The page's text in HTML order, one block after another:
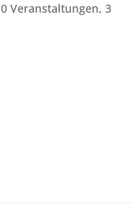
0 Veranstaltungen, 3